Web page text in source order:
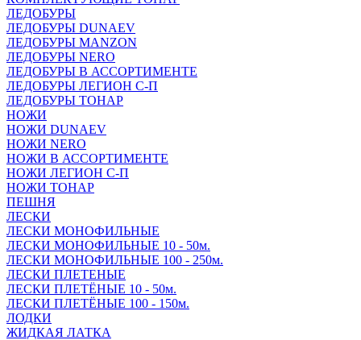
ЛЕДОБУРЫ
ЛЕДОБУРЫ DUNAEV
ЛЕДОБУРЫ MANZON
ЛЕДОБУРЫ NERO
ЛЕДОБУРЫ В АССОРТИМЕНТЕ
ЛЕДОБУРЫ ЛЕГИОН С-П
ЛЕДОБУРЫ ТОНАР
НОЖИ
НОЖИ DUNAEV
НОЖИ NERO
НОЖИ В АССОРТИМЕНТЕ
НОЖИ ЛЕГИОН С-П
НОЖИ ТОНАР
ПЕШНЯ
ЛЕСКИ
ЛЕСКИ МОНОФИЛЬНЫЕ
ЛЕСКИ МОНОФИЛЬНЫЕ 10 - 50м.
ЛЕСКИ МОНОФИЛЬНЫЕ 100 - 250м.
ЛЕСКИ ПЛЕТЕНЫЕ
ЛЕСКИ ПЛЕТЁНЫЕ 10 - 50м.
ЛЕСКИ ПЛЕТЁНЫЕ 100 - 150м.
ЛОДКИ
ЖИДКАЯ ЛАТКА